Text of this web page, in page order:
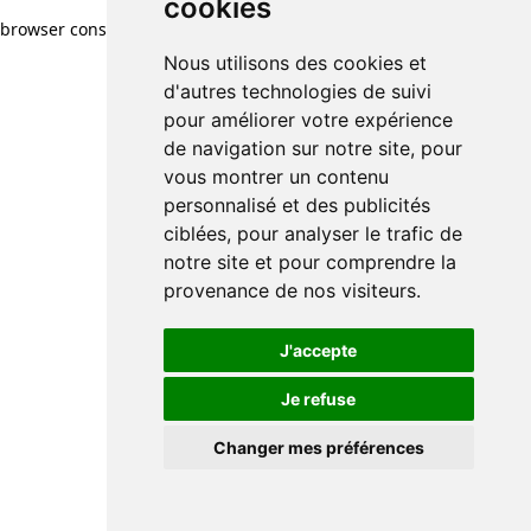
cookies
Nous utilisons des cookies et
d'autres technologies de suivi
pour améliorer votre expérience
de navigation sur notre site, pour
vous montrer un contenu
personnalisé et des publicités
ciblées, pour analyser le trafic de
notre site et pour comprendre la
provenance de nos visiteurs.
J'accepte
Je refuse
Changer mes préférences
browser console for more information)